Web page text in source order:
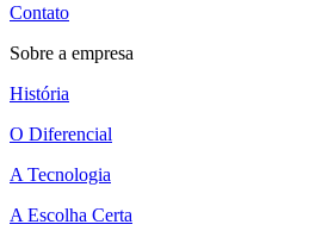
Contato
Sobre a empresa
História
O Diferencial
A Tecnologia
A Escolha Certa